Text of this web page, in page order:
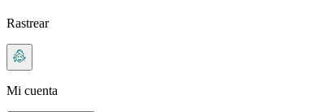
Rastrear
Mi cuenta